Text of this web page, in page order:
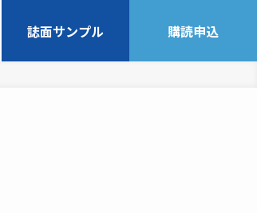
誌面サンプル 購読申込